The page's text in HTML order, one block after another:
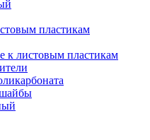
пластикам
к листовым пластикам